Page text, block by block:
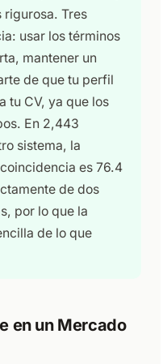
rigurosa. Tres
usar los términos
mantener un
de que tu perfil
tu CV, ya que los
En 2,443
sistema, la
es 76.4
de dos
por lo que la
de lo que
en un Mercado